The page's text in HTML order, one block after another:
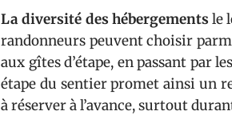
La diversité des hébergements le
randonneurs peuvent choisir
aux gîtes d’étape, en passant par
étape du sentier promet ainsi un
à réserver à l’avance, surtout